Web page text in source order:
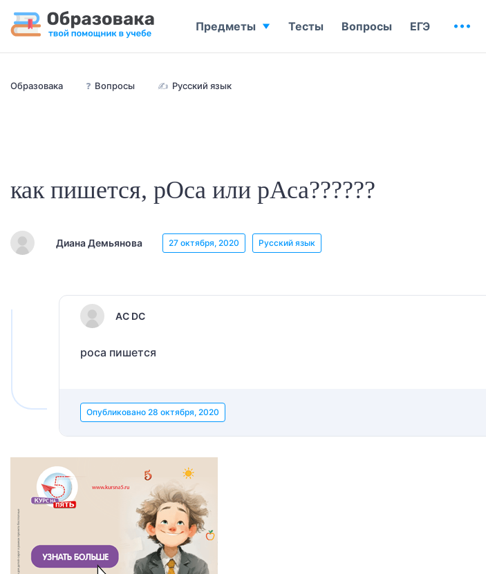
Образовака ❓ Вопросы ✍ Русский язык
как пишется, рОса или рАса??????
Диана Демьянова 27 октября, 2020 Русский язык
AC DC
роса пишется
Опубликовано 28 октября, 2020
Предметы Тесты Вопросы ЕГЭ